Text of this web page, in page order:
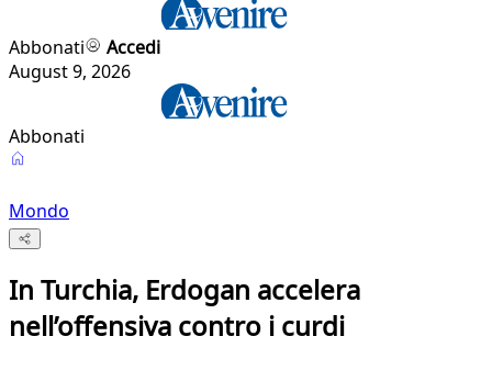
Abbonati
Accedi
August 9, 2026
Abbonati
Mondo
In Turchia, Erdogan accelera
nell’offensiva contro i curdi